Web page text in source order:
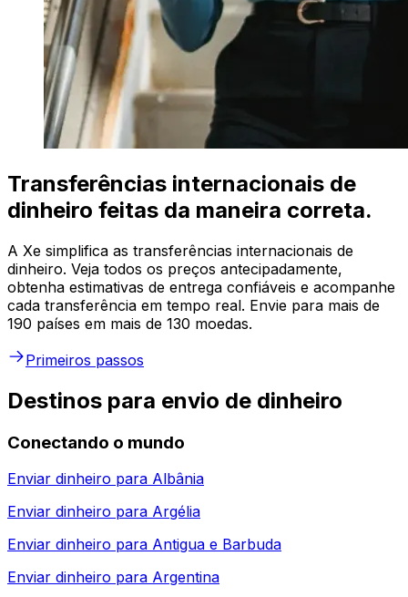
Transferências internacionais de
dinheiro feitas da maneira correta.
A Xe simplifica as transferências internacionais de
dinheiro. Veja todos os preços antecipadamente,
obtenha estimativas de entrega confiáveis e acompanhe
cada transferência em tempo real. Envie para mais de
190 países em mais de 130 moedas.
Primeiros passos
Destinos para envio de dinheiro
Conectando o mundo
Enviar dinheiro para Albânia
Enviar dinheiro para Argélia
Enviar dinheiro para Antigua e Barbuda
Enviar dinheiro para Argentina